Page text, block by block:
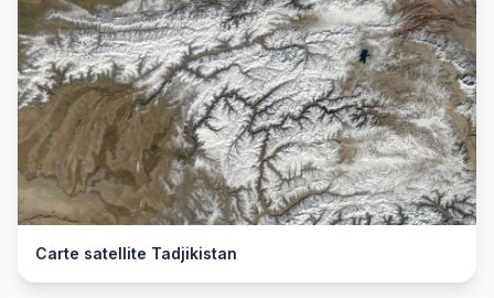
Carte satellite Tadjikistan